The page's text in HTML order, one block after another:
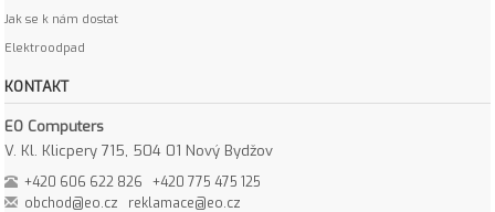
Jak se k nám dostat
Elektroodpad
KONTAKT
EO Computers
V. Kl. Klicpery 715, 504 01 Nový Bydžov
+420 606 622 826
+420 775 475 125
obchod@eo.cz
reklamace@eo.cz